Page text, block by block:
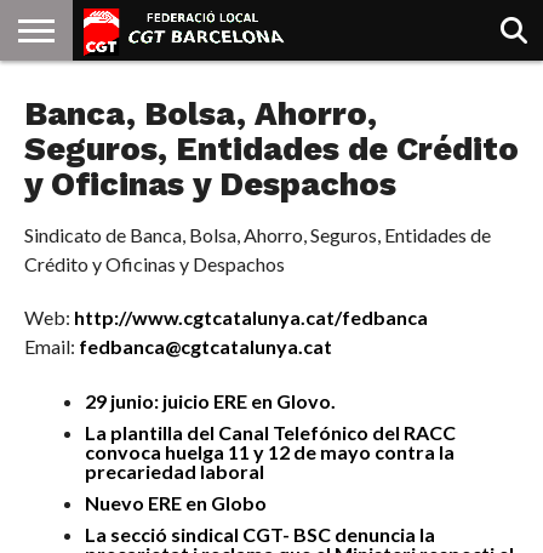
QUIENES
SOMOS
SINDICATOS
SOCIAL
JURIDICA/GUIAS
PRENSA Y
COMUNICACIÓN
FORMACIÓN
BIBLIOTECA
EMMA
GOLDMAN
RECURSOS
ES
Banca, Bolsa, Ahorro,
Seguros, Entidades de Crédito
y Oficinas y Despachos
Sindicato de Banca, Bolsa, Ahorro, Seguros, Entidades de
Crédito y Oficinas y Despachos
Web: http://www.cgtcatalunya.cat/fedbanca
Email: fedbanca@cgtcatalunya.cat
29 junio: juicio ERE en Glovo.
La plantilla del Canal Telefónico del RACC
convoca huelga 11 y 12 de mayo contra la
precariedad laboral
Nuevo ERE en Globo
La secció sindical CGT- BSC denuncia la